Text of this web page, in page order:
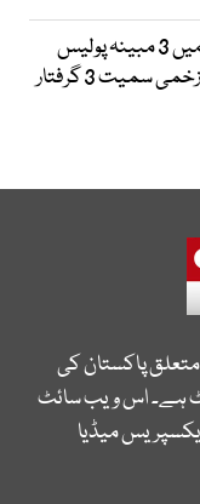
کراچی: مختلف علاقوں میں 3 مبینہ پولیس
سمیت 3 گرفتار
پاکستان کی
ہے۔ اس ویب سائٹ
میڈیا